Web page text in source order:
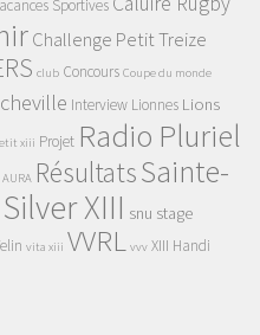
Sportives
Challenge Petit Treize
club Concours Coupe du monde
Interview Lionnes Lions
xiii Projet Radio Pluriel
RésultatsSainte-
Silver XIII snu stage
vita xiii VVRL vvv XIII Handi